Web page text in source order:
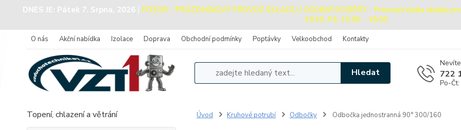
DNES JE: Pátek 7. Srpna, 2026 | POZOR - PRÁZDNINOVÝ PROVOZ SKLADU / OSOBNÍ ODBĚRY - Provozní doba skladu
15:30, Pá: 13:00 - 15:00
O nás Akční nabídka Izolace Doprava Obchodní podmínky Poptávky Velkoobchod Kontakty
Hledat 722
Po-
Topení, chlazení a větrání Úvod Kruhové potrubí Odbočky Odbočka jednostranná 90° 300/160